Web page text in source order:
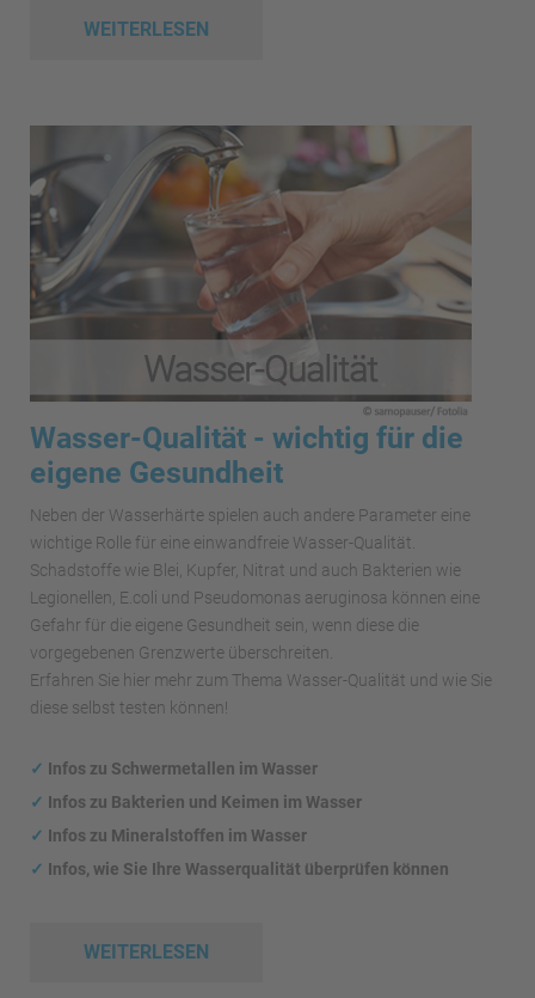
WEITERLESEN
Wasser-Qualität - wichtig für die
eigene Gesundheit
Neben der Wasserhärte spielen auch andere Parameter eine
wichtige Rolle für eine einwandfreie Wasser-Qualität.
Schadstoffe wie Blei, Kupfer, Nitrat und auch Bakterien wie
Legionellen, E.coli und Pseudomonas aeruginosa können eine
Gefahr für die eigene Gesundheit sein, wenn diese die
vorgegebenen Grenzwerte überschreiten.
Erfahren Sie hier mehr zum Thema Wasser-Qualität und wie Sie
diese selbst testen können!
✓ Infos zu Schwermetallen im Wasser
✓ Infos zu Bakterien und Keimen im Wasser
✓ Infos zu Mineralstoffen im Wasser
✓ Infos, wie Sie Ihre Wasserqualität überprüfen können
WEITERLESEN